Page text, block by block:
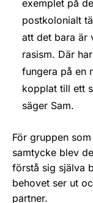
exemplet på
postkolonialt
att det bara är
rasism. Där
fungera på en
kopplat till ett
säger Sam.
För gruppen
samtycke blev
förstå sig själva
behovet ser ut
partner.